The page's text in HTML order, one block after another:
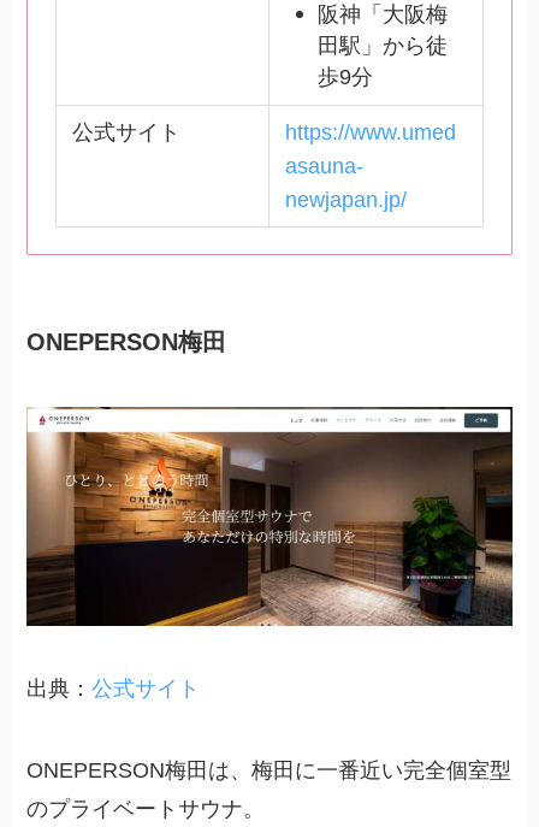
阪神「大阪梅
田駅」から徒
歩9分
公式サイト
https://www.umed
asauna-
newjapan.jp/
ONEPERSON梅田
出典：公式サイト
ONEPERSON梅田は、梅田に一番近い完全個室型
のプライベートサウナ。